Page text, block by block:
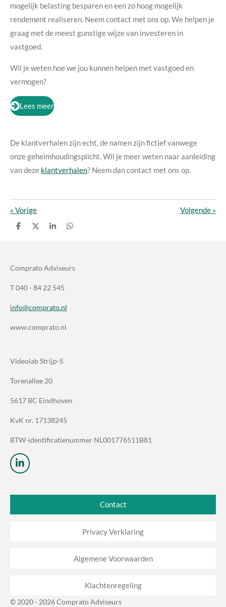
mogelijk belasting besparen en een zo hoog mogelijk
rendement realiseren. Neem contact met ons op. We helpen je
graag met de meest gunstige wijze van investeren in
vastgoed.
Wil je weten hoe we jou kunnen helpen met vastgoed en
vermogen?
Lees meer
De klantverhalen zijn echt, de namen zijn fictief vanwege
onze geheimhoudingsplicht. Wil je meer weten naar aanleiding
van deze klantverhalen? Neem dan contact met ons op.
« Vorige Volgende »
D
D
S
D
Comprato Adviseurs
T 040 - 84 22 545
info@comprato.nl
www.comprato.nl
Videolab Strijp-S
Torenallee 20
5617 BC Eindhoven
KvK nr. 17138245
BTW-identificatienummer NL001776511B81
L
i
k
d
Contact
Privacy Verklaring
Algemene Voorwaarden
Klachtenregeling
© 2020 - 2026 Comprato Adviseurs